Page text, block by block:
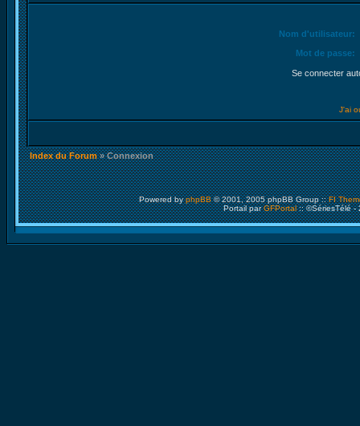
Nom d'utilisateur:
Mot de passe:
Se connecter
J'ai
Index du Forum» Connexion
Powered byphpBB© 2001, 2005 phpBB Group ::FI
Portail parGFPortal:: ©SériesTélé -